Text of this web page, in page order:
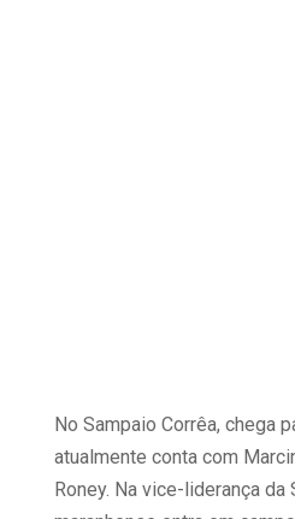
No Sampaio Corrêa, chega
atualmente conta com
Roney. Na vice-liderança da